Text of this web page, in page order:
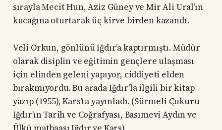
sırayla Mecit Hun, Aziz Güney ve Mir Ali Ural’ın
kucağına oturtarak üç kirve birden kazandı.
Veli Orkun, gönlünü Iğdır’a kaptırmıştı. Müdür
olarak disiplin ve eğitimin gençlere ulaşması
için elinden geleni yapıyor, ciddiyeti elden
bırakmıyordu. Bu arada Iğdır’la ilgili bir kitap
yazıp (1955), Kars’ta yayınladı. (Sürmeli Çukuru
Iğdır’ın Tarih ve Coğrafyası, Basımevi Aydın ve